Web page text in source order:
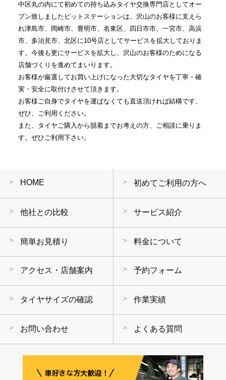
中区丸の内にて初めての持ち込みタイヤ交換専門店としてオー
プン致しましたピットステーションは、沢山のお客様に支えら
れ津島市、岡崎市、豊明市、名東区、四日市市、一宮市、高浜
市、多治見市、北区に10号店としてサービスを拡大しておりま
す。今後も更にサービスを拡大し、沢山のお客様のためになる
店舗づくりを進めてまいります。
お客様が厳選してお買い上げになった大切なタイヤを丁寧・確
実・安全に取付けさせて頂きます。
お客様ご自身でタイヤを運ばなくても直送頂ければ結構です。
ぜひ、ご利用ください。
また、タイヤご購入から脱着までお考えの方、ご相談に乗りま
す。ぜひご利用下さい。
HOME 初めてご利用の方へ
他社との比較 サービス紹介
簡単お見積り 料金について
アクセス・店舗案内 予約フォーム
タイヤサイズの確認 作業実績
お問い合わせ よくある質問